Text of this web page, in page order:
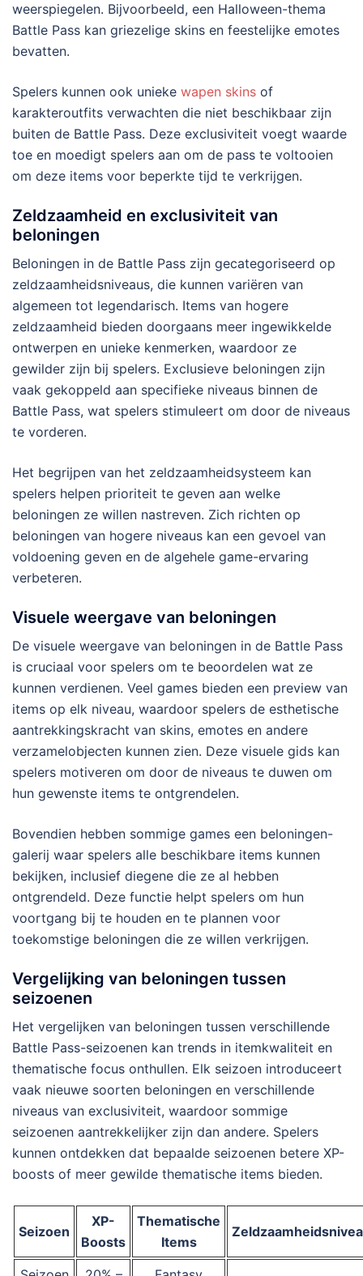
weerspiegelen. Bijvoorbeeld, een Halloween-thema
Battle Pass kan griezelige skins en feestelijke emotes
bevatten.
Spelers kunnen ook unieke wapen skins of
karakteroutfits verwachten die niet beschikbaar zijn
buiten de Battle Pass. Deze exclusiviteit voegt waarde
toe en moedigt spelers aan om de pass te voltooien
om deze items voor beperkte tijd te verkrijgen.
Zeldzaamheid en exclusiviteit van
beloningen
Beloningen in de Battle Pass zijn gecategoriseerd op
zeldzaamheidsniveaus, die kunnen variëren van
algemeen tot legendarisch. Items van hogere
zeldzaamheid bieden doorgaans meer ingewikkelde
ontwerpen en unieke kenmerken, waardoor ze
gewilder zijn bij spelers. Exclusieve beloningen zijn
vaak gekoppeld aan specifieke niveaus binnen de
Battle Pass, wat spelers stimuleert om door de niveaus
te vorderen.
Het begrijpen van het zeldzaamheidsysteem kan
spelers helpen prioriteit te geven aan welke
beloningen ze willen nastreven. Zich richten op
beloningen van hogere niveaus kan een gevoel van
voldoening geven en de algehele game-ervaring
verbeteren.
Visuele weergave van beloningen
De visuele weergave van beloningen in de Battle Pass
is cruciaal voor spelers om te beoordelen wat ze
kunnen verdienen. Veel games bieden een preview van
items op elk niveau, waardoor spelers de esthetische
aantrekkingskracht van skins, emotes en andere
verzamelobjecten kunnen zien. Deze visuele gids kan
spelers motiveren om door de niveaus te duwen om
hun gewenste items te ontgrendelen.
Bovendien hebben sommige games een beloningen-
galerij waar spelers alle beschikbare items kunnen
bekijken, inclusief diegene die ze al hebben
ontgrendeld. Deze functie helpt spelers om hun
voortgang bij te houden en te plannen voor
toekomstige beloningen die ze willen verkrijgen.
Vergelijking van beloningen tussen
seizoenen
Het vergelijken van beloningen tussen verschillende
Battle Pass-seizoenen kan trends in itemkwaliteit en
thematische focus onthullen. Elk seizoen introduceert
vaak nieuwe soorten beloningen en verschillende
niveaus van exclusiviteit, waardoor sommige
seizoenen aantrekkelijker zijn dan andere. Spelers
kunnen ontdekken dat bepaalde seizoenen betere XP-
boosts of meer gewilde thematische items bieden.
Seizoen
XP-
Boosts
Thematische
Items